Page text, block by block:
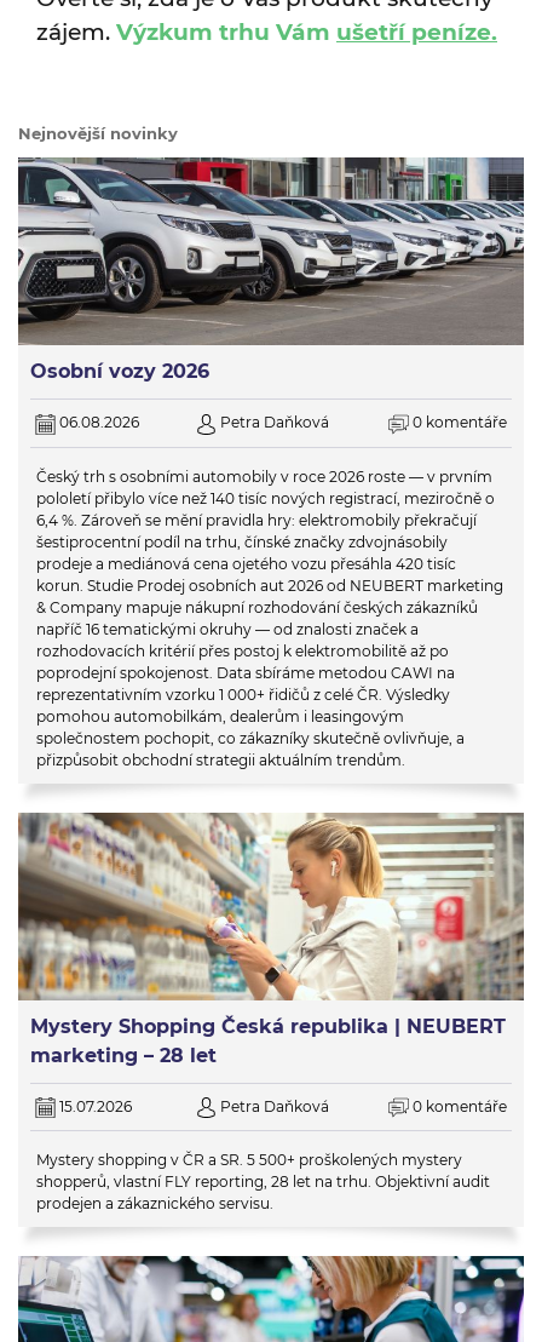
zájem. Výzkum trhu Vám ušetří peníze.
Nejnovější novinky
Osobní vozy 2026
06.08.2026 Petra Daňková 0 komentáře
Český trh s osobními automobily v roce 2026 roste — v prvním
pololetí přibylo více než 140 tisíc nových registrací, meziročně o
6,4 %. Zároveň se mění pravidla hry: elektromobily překračují
šestiprocentní podíl na trhu, čínské značky zdvojnásobily
prodeje a mediánová cena ojetého vozu přesáhla 420 tisíc
korun. Studie Prodej osobních aut 2026 od NEUBERT marketing
& Company mapuje nákupní rozhodování českých zákazníků
napříč 16 tematickými okruhy — od znalosti značek a
rozhodovacích kritérií přes postoj k elektromobilitě až po
poprodejní spokojenost. Data sbíráme metodou CAWI na
reprezentativním vzorku 1 000+ řidičů z celé ČR. Výsledky
pomohou automobilkám, dealerům i leasingovým
společnostem pochopit, co zákazníky skutečně ovlivňuje, a
přizpůsobit obchodní strategii aktuálním trendům.
Mystery Shopping Česká republika | NEUBERT
marketing – 28 let
15.07.2026 Petra Daňková 0 komentáře
Mystery shopping v ČR a SR. 5 500+ proškolených mystery
shopperů, vlastní FLY reporting, 28 let na trhu. Objektivní audit
prodejen a zákaznického servisu.